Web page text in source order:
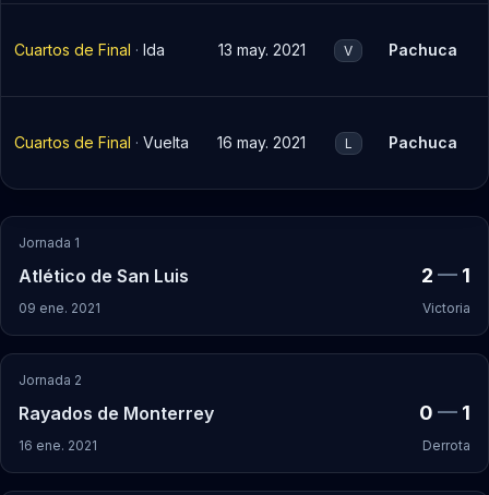
Cuartos de Final · Ida 13 may. 2021 V Pachuca
Cuartos de Final · Vuelta 16 may. 2021 L Pachuca
Jornada 1
Atlético de San Luis 2 — 1
09 ene. 2021 Victoria
Jornada 2
Rayados de Monterrey 0 — 1
16 ene. 2021 Derrota